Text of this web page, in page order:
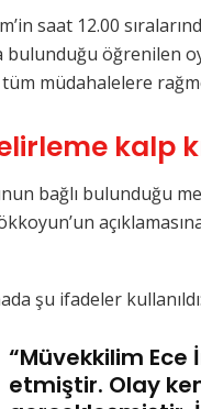
saat 12.00
bulunduğu öğrenilen
tüm müdahalelere
kalp
bağlı bulunduğu
şu ifadeler kullanıldı:
“Müvekkilim
etmiştir. Olay